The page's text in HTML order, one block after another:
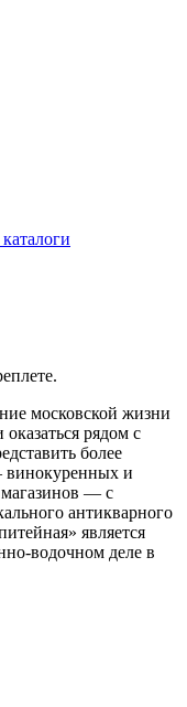
московской жизни
рядом с
более
винокуренных и
— с
антикварного
является
водочном деле в